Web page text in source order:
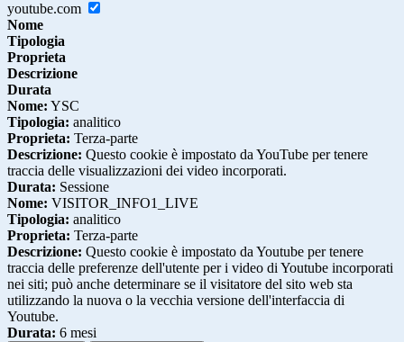
youtube.com
Nome
Tipologia
Proprieta
Descrizione
Durata
Nome: YSC
Tipologia: analitico
Proprieta: Terza-parte
Descrizione: Questo cookie è impostato da YouTube per tenere
traccia delle visualizzazioni dei video incorporati.
Durata: Sessione
Nome: VISITOR_INFO1_LIVE
Tipologia: analitico
Proprieta: Terza-parte
Descrizione: Questo cookie è impostato da Youtube per tenere
traccia delle preferenze dell'utente per i video di Youtube incorporati
nei siti; può anche determinare se il visitatore del sito web sta
utilizzando la nuova o la vecchia versione dell'interfaccia di
Youtube.
Durata: 6 mesi